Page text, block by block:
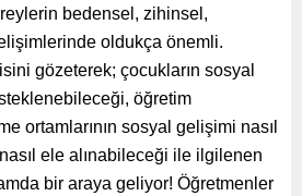
bedensel, zihinsel,
oldukça önemli.
gözeterek; çocukların sosyal
öğretim
ortamlarının sosyal gelişimi nasıl
ele alınabileceği ile ilgilenen
bir araya geliyor! Öğretmenler